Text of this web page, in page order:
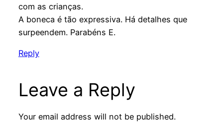
com as crianças.
A boneca é tão expressiva. Há detalhes que
surpeendem. Parabéns E.
Reply
Leave a Reply
Your email address will not be published.